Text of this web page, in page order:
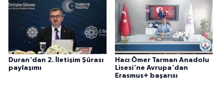
Duran'dan 2. İletişim Şûrası
paylaşımı
Hacı Ömer Tarman Anadolu
Lisesi'ne Avrupa'dan
Erasmus+ başarısı